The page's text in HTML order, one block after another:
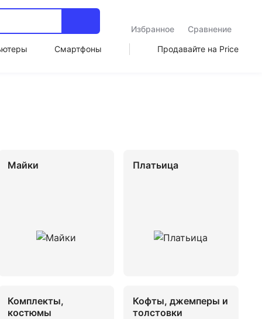
Избранное
Сравнение
Смартфоны Продавайте на Price
Майки Платьица
Комплекты,
костюмы
Кофты, джемперы и
толстовки